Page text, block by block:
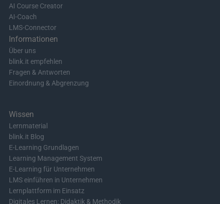
AI Course Creator
AI-Coach
LMS-Connector
Informationen
Über uns
blink.it empfehlen
Fragen & Antworten
Einordnung & Abgrenzung
Wissen
Lernmaterial
blink.it Blog
E-Learning Grundlagen
Learning Management System
E-Learning für Unternehmen
LMS einführen in Unternehmen
Lernplattform im Einsatz
Digitales Lernen: Didaktik & Methodik